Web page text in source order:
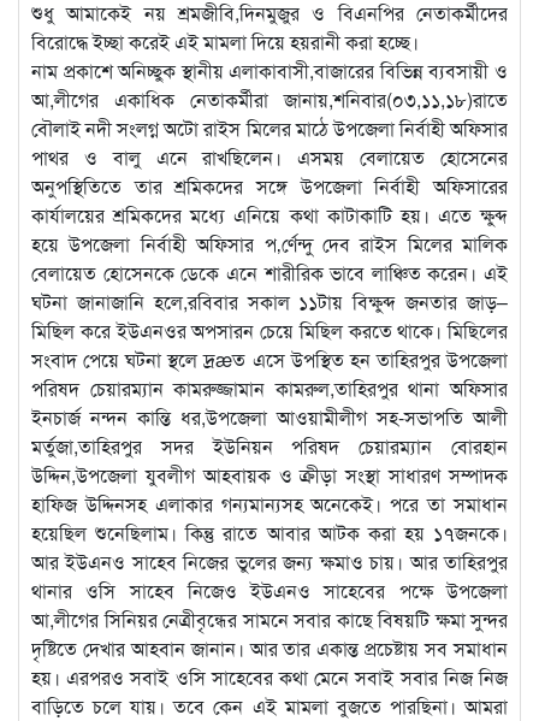
শুধু আমাকেই নয় শ্রমজীবি,দিনমুজুর ও বিএনপির নেতাকর্মীদের
বিরোদ্ধে ইচ্ছা করেই এই মামলা দিয়ে হয়রানী করা হচ্ছে।
নাম প্রকাশে অনিচ্ছুক স্থানীয় এলাকাবাসী,বাজারের বিভিন্ন ব্যবসায়ী ও
আ,লীগের একাধিক নেতাকর্মীরা জানায়,শনিবার(০৩,১১,১৮)রাতে
বৌলাই নদী সংলগ্ন অটো রাইস মিলের মাঠে উপজেলা নির্বাহী অফিসার
পাথর ও বালু এনে রাখছিলেন। এসময় বেলায়েত হোসেনের
অনুপস্থিতিতে তার শ্রমিকদের সঙ্গে উপজেলা নির্বাহী অফিসারের
কার্যালয়ের শ্রমিকদের মধ্যে এনিয়ে কথা কাটাকাটি হয়। এতে ক্ষুব্দ
হয়ে উপজেলা নির্বাহী অফিসার প‚র্ণেন্দু দেব রাইস মিলের মালিক
বেলায়েত হোসেনকে ডেকে এনে শারীরিক ভাবে লাঞ্চিত করেন। এই
ঘটনা জানাজানি হলে,রবিবার সকাল ১১টায় বিক্ষুব্দ জনতার জাড়–
মিছিল করে ইউএনওর অপসারন চেয়ে মিছিল করতে থাকে। মিছিলের
সংবাদ পেয়ে ঘটনা স্থলে দ্রæত এসে উপস্থিত হন তাহিরপুর উপজেলা
পরিষদ চেয়ারম্যান কামরুজ্জামান কামরুল,তাহিরপুর থানা অফিসার
ইনচার্জ নন্দন কান্তি ধর,উপজেলা আওয়ামীলীগ সহ-সভাপতি আলী
মর্তুজা,তাহিরপুর সদর ইউনিয়ন পরিষদ চেয়ারম্যান বোরহান
উদ্দিন,উপজেলা যুবলীগ আহবায়ক ও ক্রীড়া সংস্থা সাধারণ সম্পাদক
হাফিজ উদ্দিনসহ এলাকার গন্যমান্যসহ অনেকেই। পরে তা সমাধান
হয়েছিল শুনেছিলাম। কিন্তু রাতে আবার আটক করা হয় ১৭জনকে।
আর ইউএনও সাহেব নিজের ভুলের জন্য ক্ষমাও চায়। আর তাহিরপুর
থানার ওসি সাহেব নিজেও ইউএনও সাহেবের পক্ষে উপজেলা
আ,লীগের সিনিয়র নেত্রীবৃন্ধের সামনে সবার কাছে বিষয়টি ক্ষমা সুন্দর
দৃষ্টিতে দেখার আহবান জানান। আর তার একান্ত প্রচেষ্টায় সব সমাধান
হয়। এরপরও সবাই ওসি সাহেবের কথা মেনে সবাই সবার নিজ নিজ
বাড়িতে চলে যায়। তবে কেন এই মামলা বুজতে পারছিনা। আমরা